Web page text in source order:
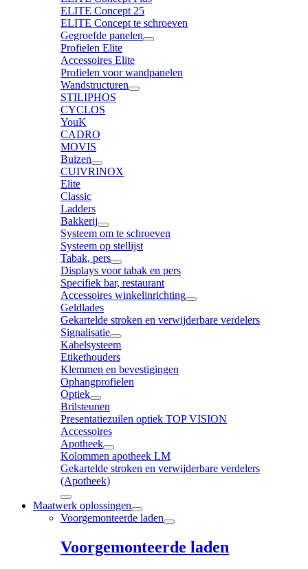
ELITE Concept 25
ELITE Concept te schroeven
Gegroefde panelen
Profielen Elite
Accessoires Elite
Profielen voor wandpanelen
Wandstructuren
STILIPHOS
CYCLOS
YouK
CADRO
MOVIS
Buizen
CUIVRINOX
Elite
Classic
Ladders
Bakkerij
Systeem om te schroeven
Systeem op stellijst
Tabak, pers
Displays voor tabak en pers
Specifiek bar, restaurant
Accessoires winkelinrichting
Geldlades
Gekartelde stroken en verwijderbare verdelers
Signalisatie
Kabelsysteem
Etikethouders
Klemmen en bevestigingen
Ophangprofielen
Optiek
Brilsteunen
Presentatiezuilen optiek TOP VISION
Accessoires
Apotheek
Kolommen apotheek LM
Gekartelde stroken en verwijderbare verdelers
(Apotheek)
Maatwerk oplossingen
Voorgemonteerde laden
Voorgemonteerde laden